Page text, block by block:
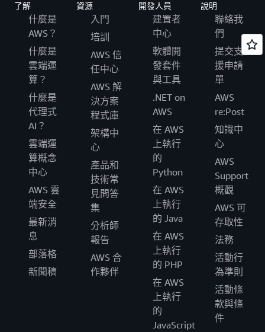
了解
什麼是
AWS？
什麼是
雲端運
算？
什麼是
代理式
AI？
雲端運
算概念
中心
AWS 雲
端安全
最新消
息
部落格
新聞稿
資源
入門
培訓
AWS 信
任中心
AWS 解
決方案
程式庫
架構中
心
產品和
技術常
見問答
集
分析師
報告
AWS 合
作夥伴
開發人員
建置者
中心
軟體開
發套件
與工具
.NET on
AWS
在 AWS
上執行
的
Python
在 AWS
上執行
的 Java
在 AWS
上執行
的 PHP
在 AWS
上執行
的
JavaScript
說明
聯絡我
們
提交支
援申請
單
AWS
re:Post
知識中
心
AWS
Support
概觀
AWS 可
存取性
法務
活動行
為準則
活動條
款與條
件